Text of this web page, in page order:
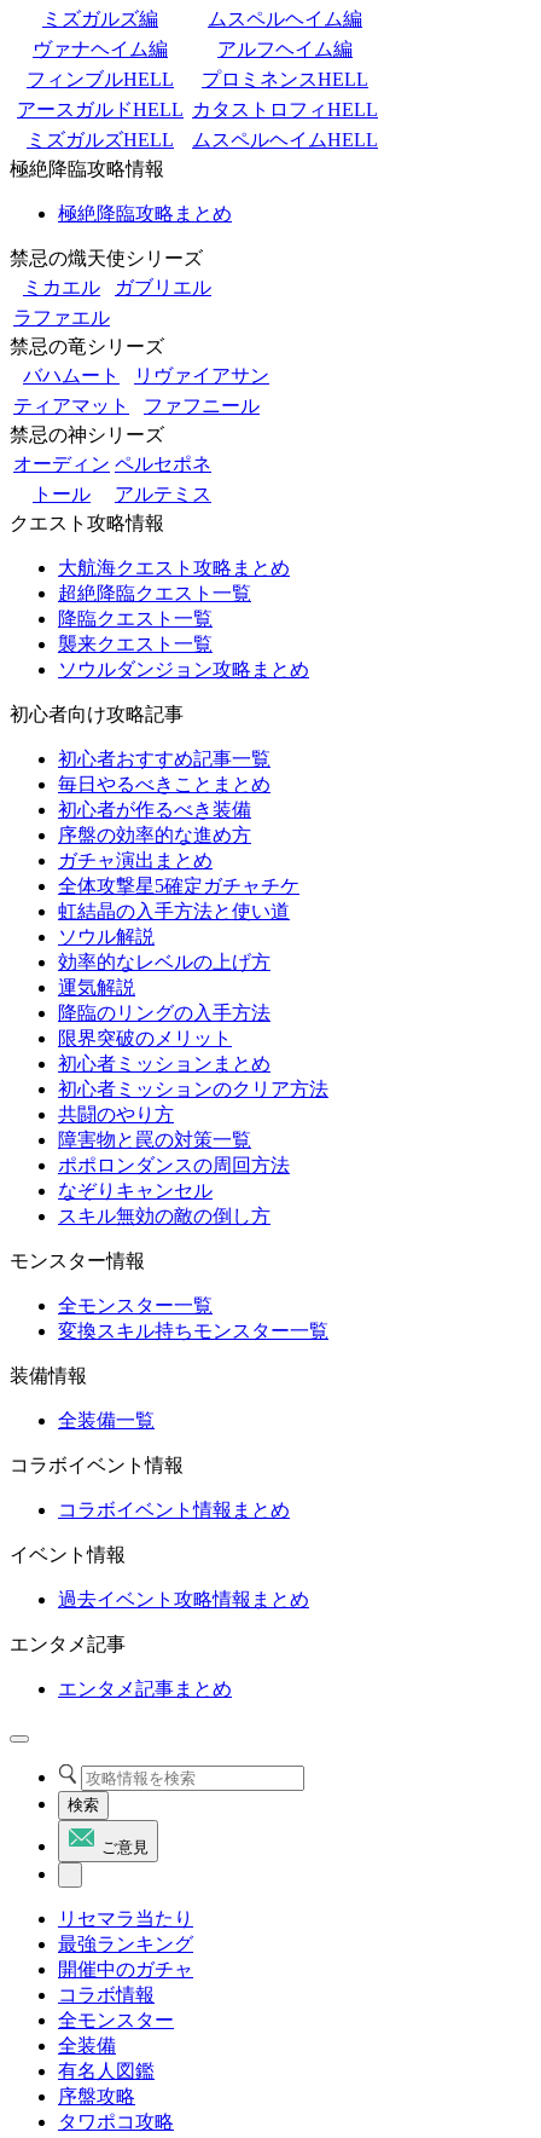
ミズガルズ編
ムスペルヘイム編
ヴァナヘイム編
アルフヘイム編
フィンブルHELL
プロミネンスHELL
アースガルドHELL カタストロフィHELL
ミズガルズHELL
ムスペルヘイムHELL
極絶降臨攻略情報
極絶降臨攻略まとめ
禁忌の熾天使シリーズ
ミカエル
ガブリエル
ラファエル
禁忌の竜シリーズ
バハムート
リヴァイアサン
ティアマット
ファフニール
禁忌の神シリーズ
オーディン ペルセポネ
トール
アルテミス
クエスト攻略情報
大航海クエスト攻略まとめ
超絶降臨クエスト一覧
降臨クエスト一覧
襲来クエスト一覧
ソウルダンジョン攻略まとめ
初心者向け攻略記事
初心者おすすめ記事一覧
毎日やるべきことまとめ
初心者が作るべき装備
序盤の効率的な進め方
ガチャ演出まとめ
全体攻撃星5確定ガチャチケ
虹結晶の入手方法と使い道
ソウル解説
効率的なレベルの上げ方
運気解説
降臨のリングの入手方法
限界突破のメリット
初心者ミッションまとめ
初心者ミッションのクリア方法
共闘のやり方
障害物と罠の対策一覧
ポポロンダンスの周回方法
なぞりキャンセル
スキル無効の敵の倒し方
モンスター情報
全モンスター一覧
変換スキル持ちモンスター一覧
装備情報
全装備一覧
コラボイベント情報
コラボイベント情報まとめ
イベント情報
過去イベント攻略情報まとめ
エンタメ記事
エンタメ記事まとめ
検索
ご意見
リセマラ当たり
最強ランキング
開催中のガチャ
コラボ情報
全モンスター
全装備
有名人図鑑
序盤攻略
タワポコ攻略